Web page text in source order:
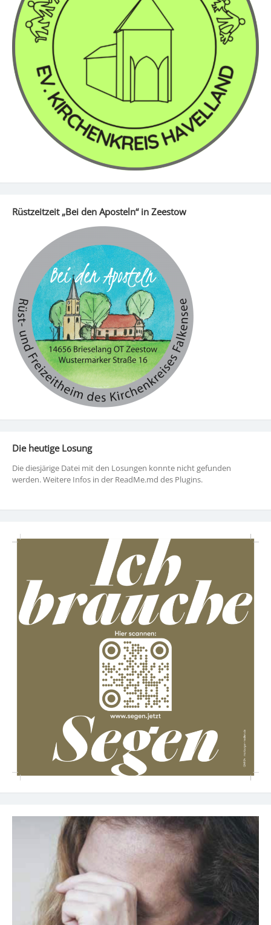
Rüstzeitzeit „Bei den Aposteln“ in Zeestow
Die heutige Losung
Die diesjärige Datei mit den Losungen konnte nicht gefunden
werden. Weitere Infos in der ReadMe.md des Plugins.